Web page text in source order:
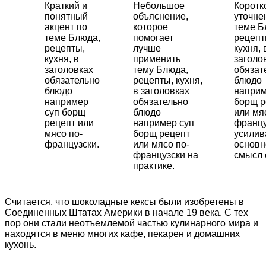
Краткий и
понятный
акцент по
теме Блюда,
рецепты,
кухня, в
заголовках
обязательно
блюдо
например
суп борщ
рецепт или
мясо по-
французски.
Небольшое
объяснение,
которое
помогает
лучше
применить
тему Блюда,
рецепты, кухня,
в заголовках
обязательно
блюдо
например суп
борщ рецепт
или мясо по-
французски на
практике.
теме
кухня,
блюдо
борщ
или
смысл
Считается, что шоколадные кексы были изобретены в
Соединенных Штатах Америки в начале 19 века. С тех
пор они стали неотъемлемой частью кулинарного мира и
находятся в меню многих кафе, пекарен и домашних
кухонь.